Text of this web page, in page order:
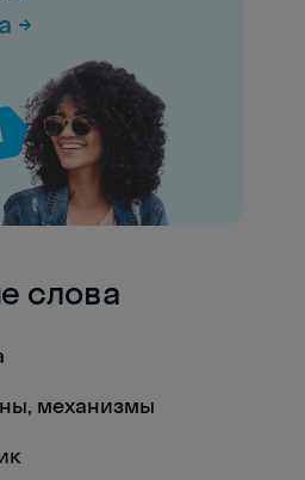
→
слова
механизмы